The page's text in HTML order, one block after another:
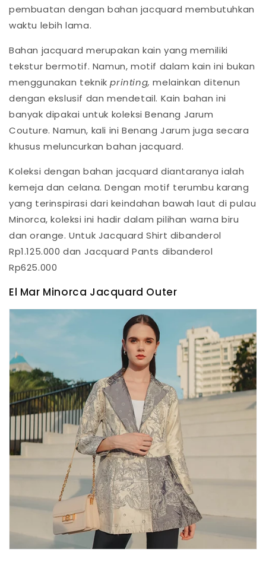
pembuatan dengan bahan jacquard membutuhkan
waktu lebih lama.
Bahan jacquard merupakan kain yang memiliki
tekstur bermotif. Namun, motif dalam kain ini bukan
menggunakan teknikprinting, melainkan ditenun
dengan ekslusif dan mendetail. Kain bahan ini
banyak dipakai untuk koleksi Benang Jarum
Couture. Namun, kali ini Benang Jarum juga secara
khusus meluncurkan bahan jacquard.
Koleksi dengan bahan jacquard diantaranya ialah
kemeja dan celana. Dengan motif terumbu karang
yang terinspirasi dari keindahan bawah laut di pulau
Minorca, koleksi ini hadir dalam pilihan warna biru
dan orange. Untuk Jacquard Shirt dibanderol
Rp1.125.000 dan Jacquard Pants dibanderol
Rp625.000
El Mar Minorca Jacquard Outer